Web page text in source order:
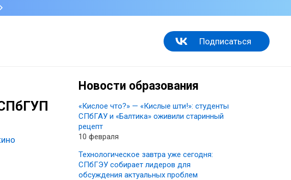
Подписаться
Новости образования
«Кислое что?» — «Кислые шти!»: студенты
СПбГАУ и «Балтика» оживили старинный
рецепт
10 февраля
Технологическое завтра уже сегодня:
СПбГЭУ собирает лидеров для
обсуждения актуальных проблем